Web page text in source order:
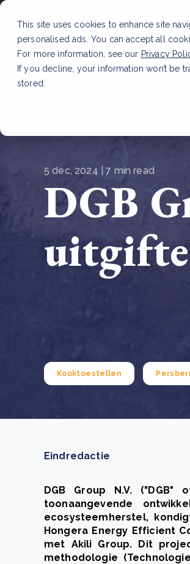
This site uses cookies to enhance site
personalised ads. You can accept all
For more information, see our Privacy
If you decline, your information won’t be
stored.
CSRD
5 dec, 2024 | 7 min read
DGB
Kooktoestellen
Eindredactie
DGB Group N.V. ("DGB"
toonaangevende
ecosysteemherstel,
Hongera Energy Efficient
met Akili Group. Dit
methodologie (